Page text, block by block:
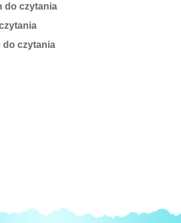
do czytania
do czytania